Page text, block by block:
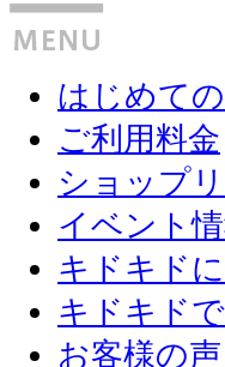
はじめて
ご利用料金
ショップ
イベント
キドキド
キドキド
お客様の声